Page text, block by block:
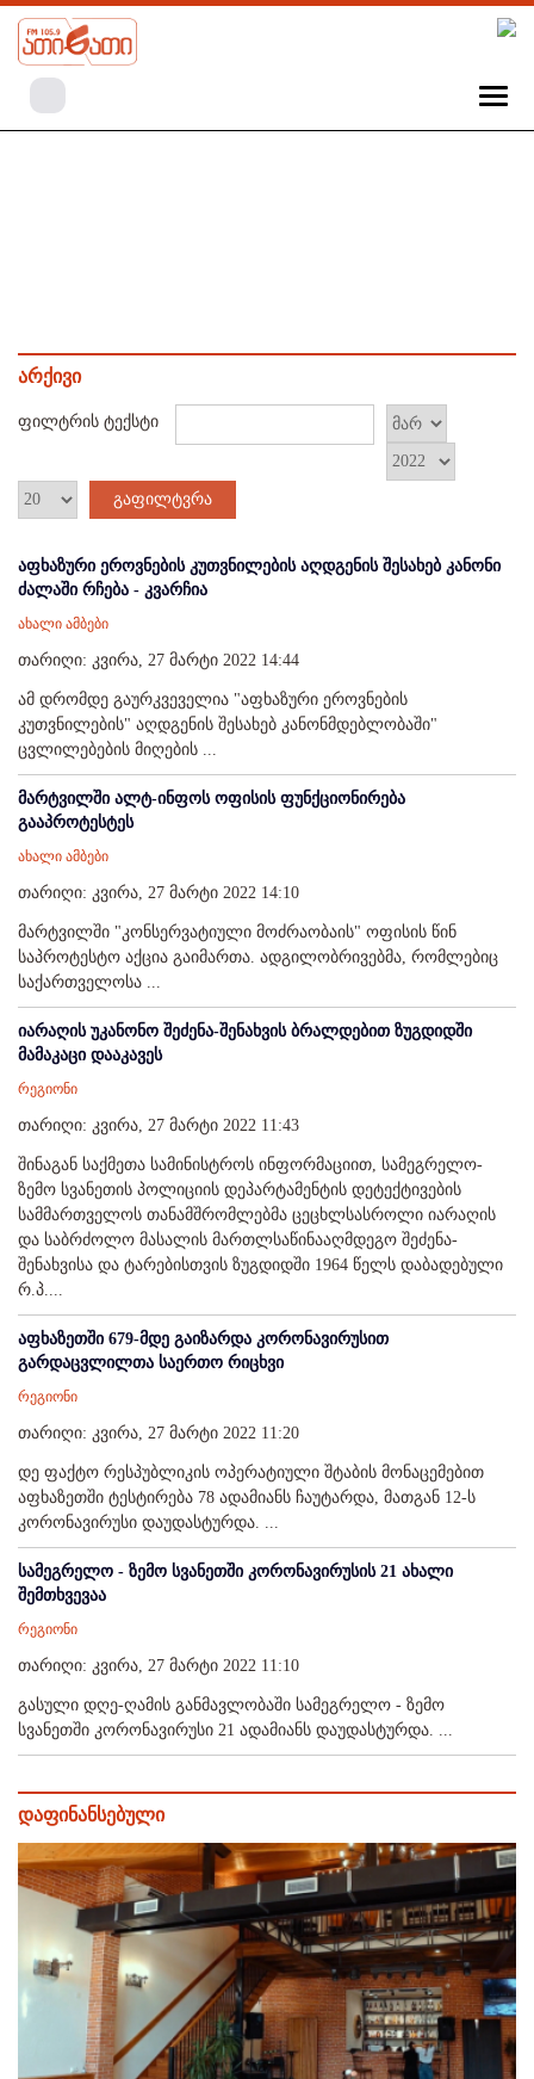
არქივი
ფილტრის ტექსტი
გაფილტვრა
აფხაზური ეროვნების კუთვნილების აღდგენის შესახებ კანონი
ძალაში რჩება - კვარჩია
ახალი ამბები
თარიღი: კვირა, 27 მარტი 2022 14:44
ამ დრომდე გაურკვეველია "აფხაზური ეროვნების
კუთვნილების" აღდგენის შესახებ კანონმდებლობაში"
ცვლილებების მიღების ...
მარტვილში ალტ-ინფოს ოფისის ფუნქციონირება
გააპროტესტეს
ახალი ამბები
თარიღი: კვირა, 27 მარტი 2022 14:10
მარტვილში "კონსერვატიული მოძრაობაის" ოფისის წინ
საპროტესტო აქცია გაიმართა. ადგილობრივებმა, რომლებიც
საქართველოსა ...
იარაღის უკანონო შეძენა-შენახვის ბრალდებით ზუგდიდში
მამაკაცი დააკავეს
რეგიონი
თარიღი: კვირა, 27 მარტი 2022 11:43
შინაგან საქმეთა სამინისტროს ინფორმაციით, სამეგრელო-
ზემო სვანეთის პოლიციის დეპარტამენტის დეტექტივების
სამმართველოს თანამშრომლებმა ცეცხლსასროლი იარაღის
და საბრძოლო მასალის მართლსაწინააღმდეგო შეძენა-
შენახვისა და ტარებისთვის ზუგდიდში 1964 წელს დაბადებული
რ.პ....
აფხაზეთში 679-მდე გაიზარდა კორონავირუსით
გარდაცვლილთა საერთო რიცხვი
რეგიონი
თარიღი: კვირა, 27 მარტი 2022 11:20
დე ფაქტო რესპუბლიკის ოპერატიული შტაბის მონაცემებით
აფხაზეთში ტესტირება 78 ადამიანს ჩაუტარდა, მათგან 12-ს
კორონავირუსი დაუდასტურდა. ...
სამეგრელო - ზემო სვანეთში კორონავირუსის 21 ახალი
შემთხვევაა
რეგიონი
თარიღი: კვირა, 27 მარტი 2022 11:10
გასული დღე-ღამის განმავლობაში სამეგრელო - ზემო
სვანეთში კორონავირუსი 21 ადამიანს დაუდასტურდა. ...
დაფინანსებული